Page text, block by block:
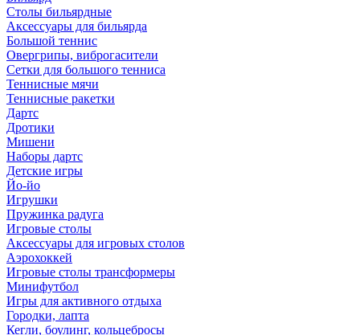
Столы бильярдные
Аксессуары для бильярда
Большой теннис
Овергрипы, виброгасители
Сетки для большого тенниса
Теннисные мячи
Теннисные ракетки
Дартс
Дротики
Мишени
Наборы дартс
Детские игры
Йо-йо
Игрушки
Пружинка радуга
Игровые столы
Аксессуары для игровых столов
Аэрохоккей
Игровые столы трансформеры
Минифутбол
Игры для активного отдыха
Городки, лапта
Кегли, боулинг, кольцебросы